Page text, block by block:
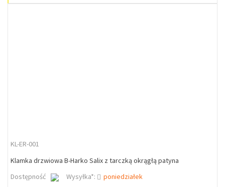
KL-ER-001
Klamka drzwiowa B-Harko Salix z tarczką okrągłą patyna
Dostępność
Wysyłka*: poniedziałek